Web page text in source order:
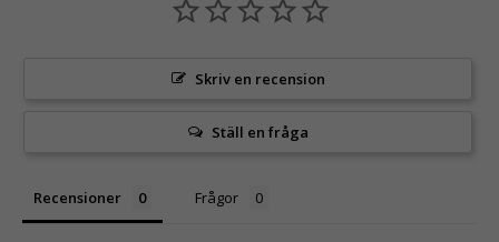
Skriv en recension
Ställ en fråga
Recensioner Frågor